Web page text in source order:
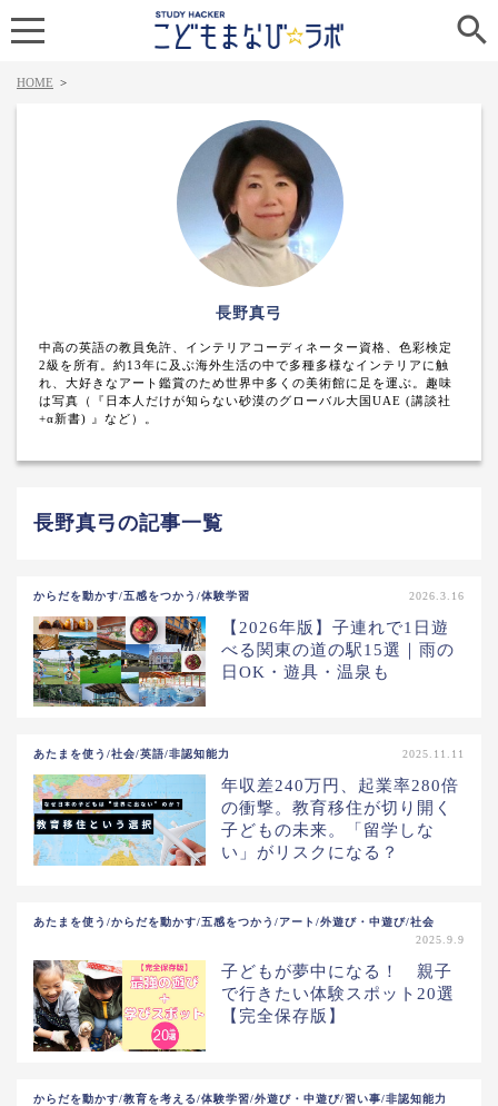

HOME >
長野真弓
中高の英語の教員免許、インテリアコーディネーター資格、色彩検定
2級を所有。約13年に及ぶ海外生活の中で多種多様なインテリアに触
れ、大好きなアート鑑賞のため世界中多くの美術館に足を運ぶ。趣味
は写真（『日本人だけが知らない砂漠のグローバル大国UAE (講談社
+α新書) 』など）。
長野真弓の記事一覧
からだを動かす/五感をつかう/体験学習 2026.3.16
【2026年版】子連れで1日遊
べる関東の道の駅15選｜雨の
日OK・遊具・温泉も
あたまを使う/社会/英語/非認知能力 2025.11.11
年収差240万円、起業率280倍
の衝撃。教育移住が切り開く
子どもの未来。「留学しな
い」がリスクになる？
あたまを使う/からだを動かす/五感をつかう/アート/外遊び・中遊び/社会
2025.9.9
子どもが夢中になる！ 親子
で行きたい体験スポット20選
【完全保存版】
からだを動かす/教育を考える/体験学習/外遊び・中遊び/習い事/非認知能力